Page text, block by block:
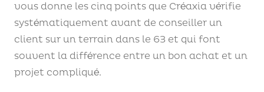
vous donne les cinq points que Créaxia vérifie
systématiquement avant de conseiller un
client sur un terrain dans le 63 et qui font
souvent la différence entre un bon achat et un
projet compliqué.